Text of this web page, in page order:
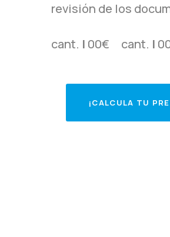
revisión de los
cant. | 00€ cant. |
¡CALCULA TU PRE